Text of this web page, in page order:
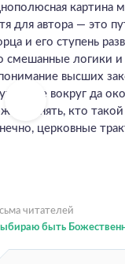
картина
для автора — это
и его ступень
смешанные логики
высших
вокруг да
понять, кто
церковные
читателей
быть